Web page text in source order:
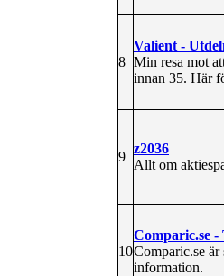
8
Valient -
Min resa mot
innan 35. Här
9
z2036
Allt om
10
Comparic.se
Comparic.se
information.